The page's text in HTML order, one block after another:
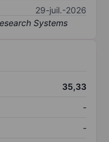
29-juil.-2026
35,33
-
-